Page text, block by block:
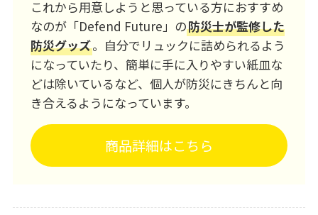
これから用意しようと思っている方におすすめ
なのが「Defend Future」の防災士が監修した
防災グッズ。自分でリュックに詰められるよう
になっていたり、簡単に手に入りやすい紙皿な
どは除いているなど、個人が防災にきちんと向
き合えるようになっています。
商品詳細はこちら